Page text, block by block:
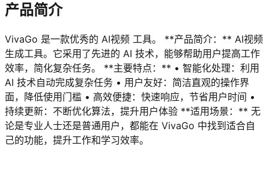
产品简介
VivaGo 是一款优秀的 AI视频 工具。 **产品简介：** AI视频
生成工具。它采用了先进的 AI 技术，能够帮助用户提高工作
效率，简化复杂任务。 **主要特点：** • 智能化处理：利用
AI 技术自动完成复杂任务 • 用户友好：简洁直观的操作界
面，降低使用门槛 • 高效便捷：快速响应，节省用户时间 •
持续更新：不断优化算法，提升用户体验 **适用场景：** 无
论是专业人士还是普通用户，都能在 VivaGo 中找到适合自
己的功能，提升工作和学习效率。